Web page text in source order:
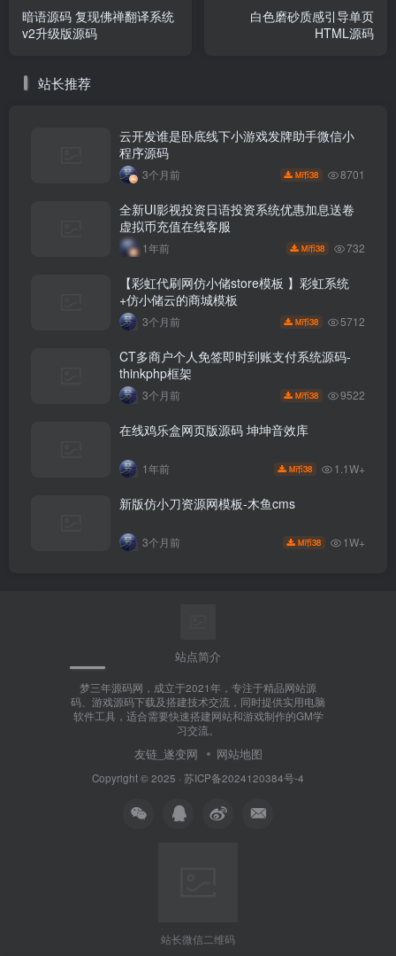
暗语源码 复现佛禅翻译系统
v2升级版源码
白色磨砂质感引导单页
HTML源码
站长推荐
云开发谁是卧底线下小游戏发牌助手微信小
程序源码
3个月前 M币38 8701
全新UI影视投资日语投资系统优惠加息送卷
虚拟币充值在线客服
1年前 M币38 732
【彩虹代刷网仿小储store模板 】彩虹系统
+仿小储云的商城模板
3个月前 M币38 5712
CT多商户个人免签即时到账支付系统源码-
thinkphp框架
3个月前 M币38 9522
在线鸡乐盒网页版源码 坤坤音效库
1年前 M币38 1.1W+
新版仿小刀资源网模板-木鱼cms
3个月前 M币38 1W+
站点简介
梦三年源码网，成立于2021年，专注于精品网站源
码、游戏源码下载及搭建技术交流，同时提供实用电脑
软件工具，适合需要快速搭建网站和游戏制作的GM学
习交流。
友链_遂变网 网站地图
Copyright © 2025 · 苏ICP备2024120384号-4
站长微信二维码